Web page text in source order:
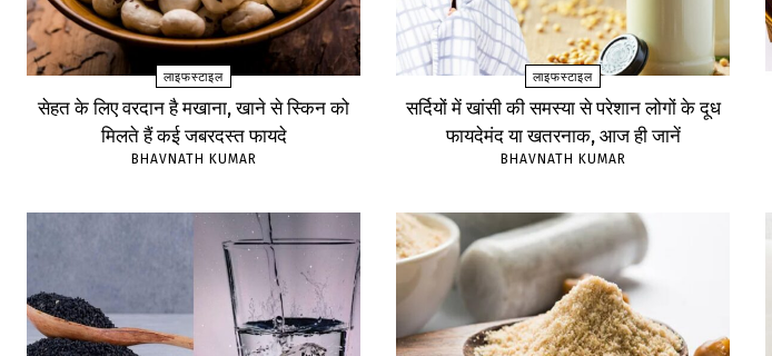
लाइफस्टाइल
सेहत के लिए वरदान है मखाना, खाने से स्किन को
मिलते हैं कई जबरदस्त फायदे
BHAVNATH KUMAR
लाइफस्टाइल
सर्दियों में खांसी की समस्या से परेशान लोगों के दूध
फायदेमंद या खतरनाक, आज ही जानें
BHAVNATH KUMAR